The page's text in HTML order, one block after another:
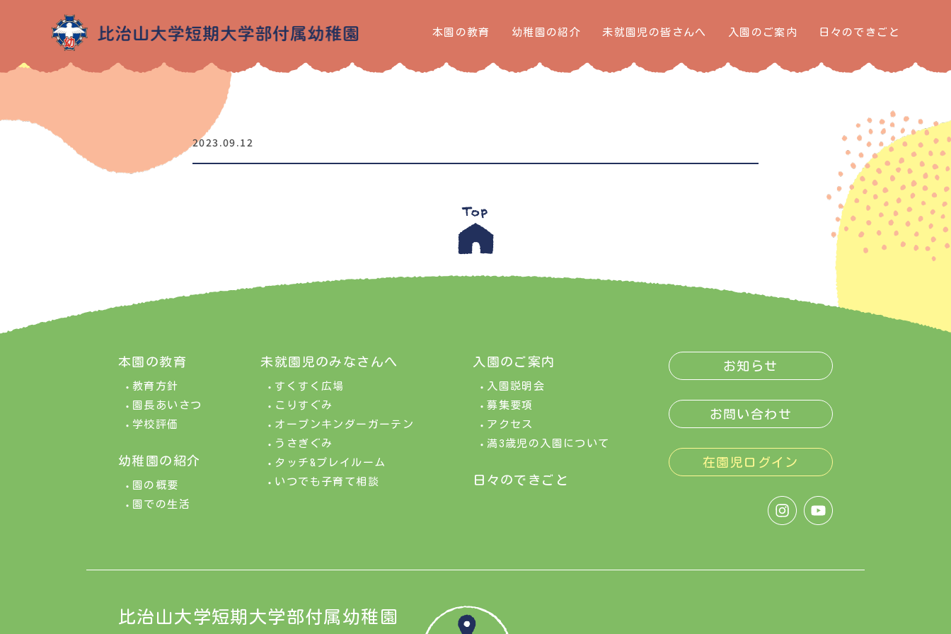
本園の教育 幼稚園の紹介 未就園児の皆さんへ 入園のご案内 日々のできごと
2023.09.12
本園の教育
教育方針
園長あいさつ
学校評価
幼稚園の紹介
園の概要
園での生活
未就園児のみなさんへ
すくすく広場
こりすぐみ
オープンキンダーガーテン
うさぎぐみ
タッチ&プレイルーム
いつでも子育て相談
入園のご案内
入園説明会
募集要項
アクセス
満3歳児の入園について
日々のできごと
お知らせ
お問い合わせ
在園児ログイン
比治山大学短期大学部付属幼稚園